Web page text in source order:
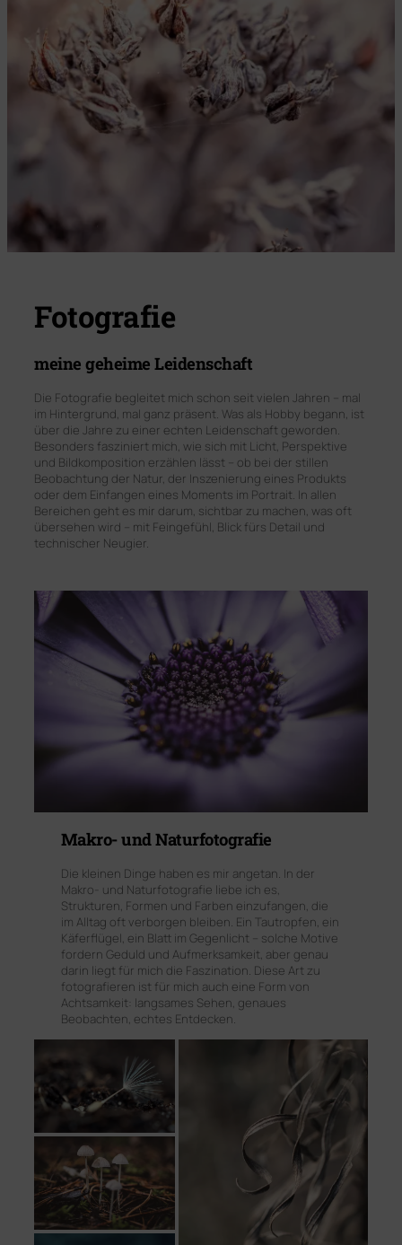
Fotografie
meine geheime Leidenschaft
Die Fotografie begleitet mich schon seit vielen Jahren – mal
im Hintergrund, mal ganz präsent. Was als Hobby begann, ist
über die Jahre zu einer echten Leidenschaft geworden.
Besonders fasziniert mich, wie sich mit Licht, Perspektive
und Bildkomposition erzählen lässt – ob bei der stillen
Beobachtung der Natur, der Inszenierung eines Produkts
oder dem Einfangen eines Moments im Portrait. In allen
Bereichen geht es mir darum, sichtbar zu machen, was oft
übersehen wird – mit Feingefühl, Blick fürs Detail und
technischer Neugier.
Makro- und Naturfotografie
Die kleinen Dinge haben es mir angetan. In der
Makro- und Naturfotografie liebe ich es,
Strukturen, Formen und Farben einzufangen, die
im Alltag oft verborgen bleiben. Ein Tautropfen, ein
Käferflügel, ein Blatt im Gegenlicht – solche Motive
fordern Geduld und Aufmerksamkeit, aber genau
darin liegt für mich die Faszination. Diese Art zu
fotografieren ist für mich auch eine Form von
Achtsamkeit: langsames Sehen, genaues
Beobachten, echtes Entdecken.